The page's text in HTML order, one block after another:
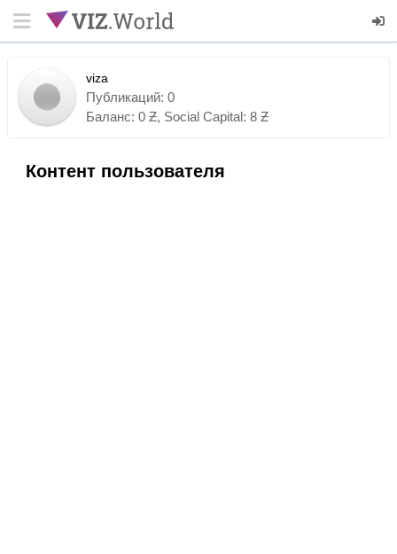
viza
Публикаций: 0
Баланс: 0 Ƶ, Social Capital: 8 Ƶ
Контент пользователя